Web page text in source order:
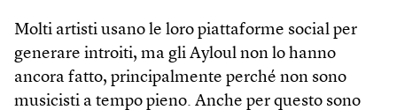
Molti artisti usano le loro piattaforme social per
generare introiti, ma gli Ayloul non lo hanno
ancora fatto, principalmente perché non sono
musicisti a tempo pieno. Anche per questo sono